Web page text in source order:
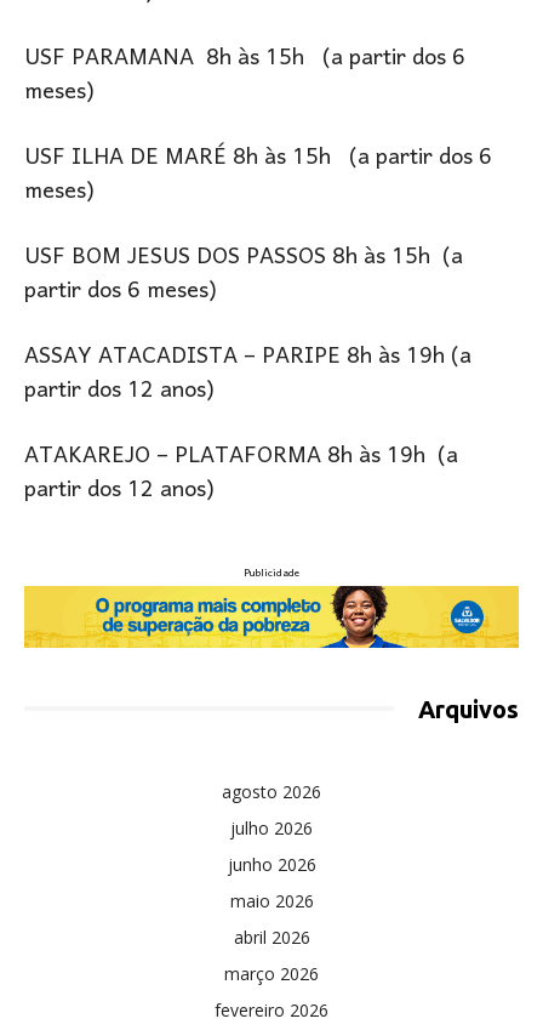
USF PARAMANA 8h às 15h (a partir dos 6
meses)
USF ILHA DE MARÉ 8h às 15h (a partir dos 6
meses)
USF BOM JESUS DOS PASSOS 8h às 15h (a
partir dos 6 meses)
ASSAY ATACADISTA – PARIPE 8h às 19h (a
partir dos 12 anos)
ATAKAREJO – PLATAFORMA 8h às 19h (a
partir dos 12 anos)
Publicidade
Arquivos
agosto 2026
julho 2026
junho 2026
maio 2026
abril 2026
março 2026
fevereiro 2026